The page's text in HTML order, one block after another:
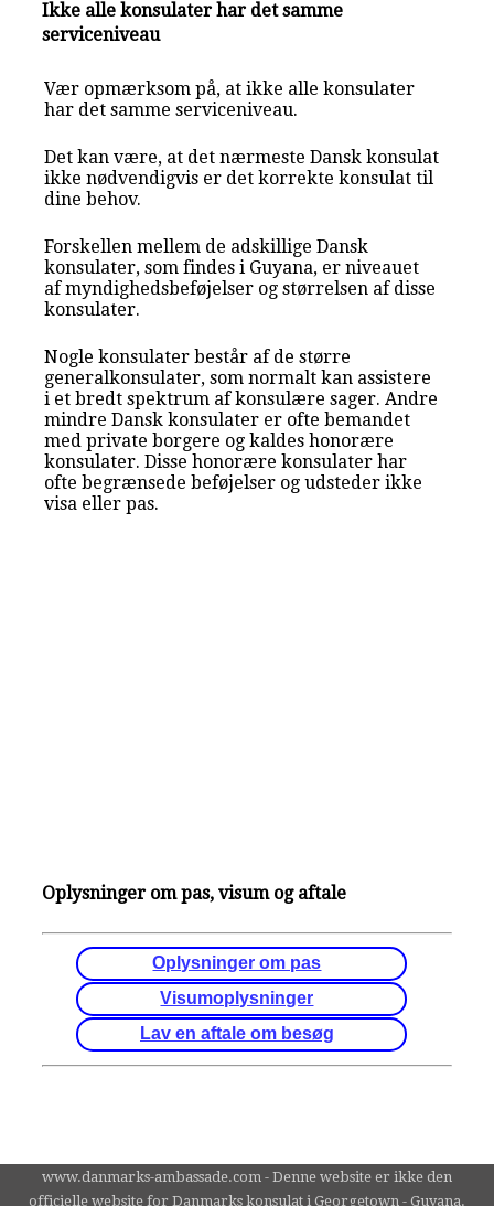
Ikke alle konsulater har det samme
serviceniveau
Vær opmærksom på, at ikke alle konsulater
har det samme serviceniveau.
Det kan være, at det nærmeste Dansk konsulat
ikke nødvendigvis er det korrekte konsulat til
dine behov.
Forskellen mellem de adskillige Dansk
konsulater, som findes i Guyana, er niveauet
af myndighedsbeføjelser og størrelsen af disse
konsulater.
Nogle konsulater består af de større
generalkonsulater, som normalt kan assistere
i et bredt spektrum af konsulære sager. Andre
mindre Dansk konsulater er ofte bemandet
med private borgere og kaldes honorære
konsulater. Disse honorære konsulater har
ofte begrænsede beføjelser og udsteder ikke
visa eller pas.
Oplysninger om pas, visum og aftale
Oplysninger om pas
Visumoplysninger
Lav en aftale om besøg
www.danmarks-ambassade.com - Denne website er ikke den
officielle website for Danmarks konsulat i Georgetown - Guyana.